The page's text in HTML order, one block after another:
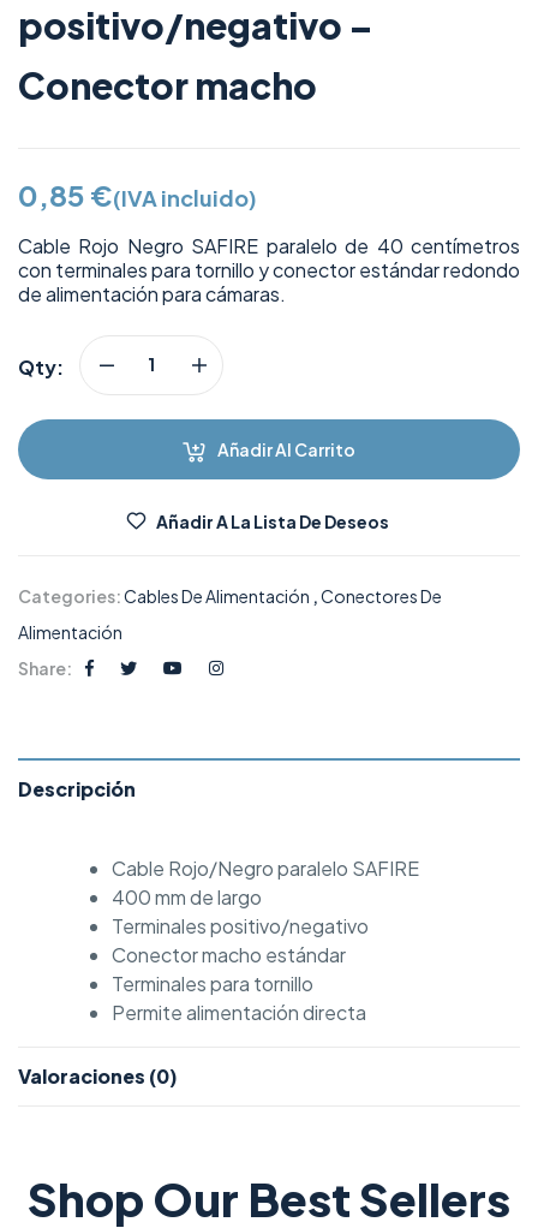
positivo/negativo –
Conector macho
0,85 €(IVA incluido)
Cable Rojo Negro SAFIRE paralelo de 40 centímetros
con terminales para tornillo y conector estándar redondo
de alimentación para cámaras.
Qty:
Añadir Al Carrito
Añadir A La Lista De Deseos
Categories:Cables De Alimentación Conectores De
Alimentación
Share:
Descripción
Cable Rojo/Negro paralelo SAFIRE
400 mm de largo
Terminales positivo/negativo
Conector macho estándar
Terminales para tornillo
Permite alimentación directa
Valoraciones (0)
Shop Our Best Sellers